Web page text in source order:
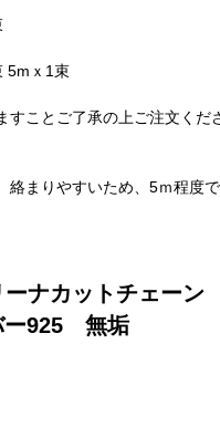
5mｘ1束
ことご了承の上ご注文くだ
まりやすいため、5ｍ程度で
ーナカットチェー
925 無垢